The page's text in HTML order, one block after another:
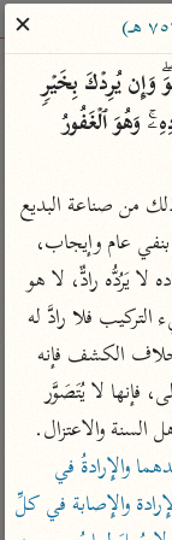
معاجم
الميسر
المختصر في
التفسير
تفسير السعدي
أيسر التفاسير
✕
﴿وَإِن یَمۡسَسۡكَ ٱللَّهُ بِضُرࣲّ فَلَا كَاشِفَ لَهُۥۤ إِلَّا هُوَۖ وَإِن یُرِدۡكَ بِخَیۡرࣲ
فَلَا رَاۤدَّ لِفَضۡلِهِۦۚ یُصِیبُ بِهِۦ مَن یَشَاۤءُ مِنۡ عِبَادِهِۦۚ وَهُوَ ٱلۡغَفُورُ
وفي جواب الثاني بنفي عام دونَ إيجاب، لأنَّ ما أراده لا يَرُدُّه رادٌّ، لا هو
هو الفاعل لذلك وحدَه دون غيره بخلافِ إرادته تعالى، فإنها لا يُتَصَوَّر